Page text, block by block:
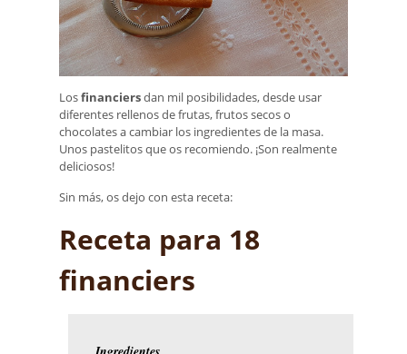
Losfinanciersdan mil posibilidades, desde usar
diferentes rellenos de frutas, frutos secos o
chocolates a cambiar los ingredientes de la masa.
Unos pastelitos que os recomiendo. ¡Son realmente
deliciosos!
Sin más, os dejo con esta receta:
Receta para 18
financiers